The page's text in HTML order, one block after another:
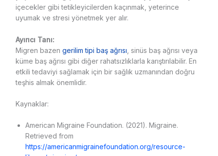
içecekler gibi tetikleyicilerden kaçınmak, yeterince
uyumak ve stresi yönetmek yer alır.
Ayırıcı Tanı:
Migren bazen gerilim tipi baş ağrısı , sinüs baş ağrısı veya
küme baş ağrısı gibi diğer rahatsızlıklarla karıştırılabilir. En
etkili tedaviyi sağlamak için bir sağlık uzmanından doğru
teşhis almak önemlidir.
Kaynaklar:
American Migraine Foundation. (2021). Migraine.
Retrieved from
https://americanmigrainefoundation.org/resource-